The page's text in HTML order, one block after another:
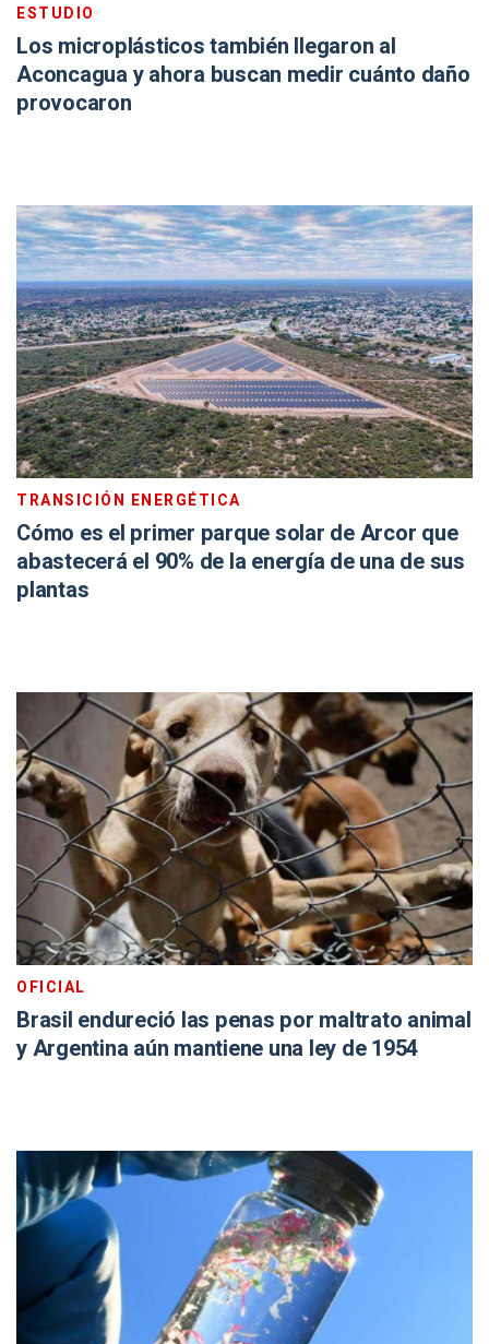
ESTUDIO
Los microplásticos también llegaron al
Aconcagua y ahora buscan medir cuánto daño
provocaron
TRANSICIÓN ENERGÉTICA
Cómo es el primer parque solar de Arcor que
abastecerá el 90% de la energía de una de sus
plantas
OFICIAL
Brasil endureció las penas por maltrato animal
y Argentina aún mantiene una ley de 1954